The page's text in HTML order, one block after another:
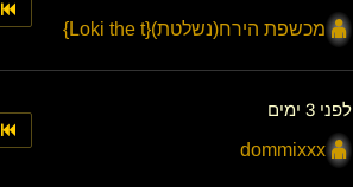
מכשפת הירח​(נשלטת)​{
Loki the t
}
לפני 3 ימים
dommixxx